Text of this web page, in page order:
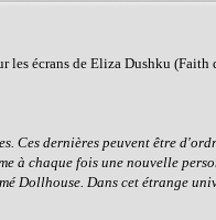
les écrans de Eliza Dushku (Faith
Ces dernières peuvent être
à chaque fois une nouvelle
Dollhouse. Dans cet étrange